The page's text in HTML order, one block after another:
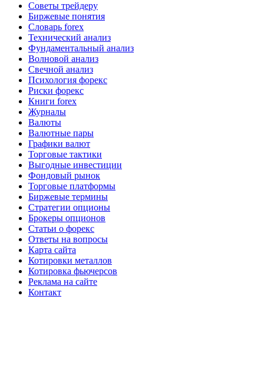
Советы трейдеру
Биржевые понятия
Словарь forex
Технический анализ
Фундаментальный анализ
Волновой анализ
Свечной анализ
Психология форекс
Риски форекс
Книги forex
Журналы
Валюты
Валютные пары
Графики валют
Торговые тактики
Выгодные инвестиции
Фондовый рынок
Торговые платформы
Биржевые термины
Стратегии опционы
Брокеры опционов
Статьи о форекс
Ответы на вопросы
Карта сайта
Котировки металлов
Котировка фьючерсов
Реклама на сайте
Контакт